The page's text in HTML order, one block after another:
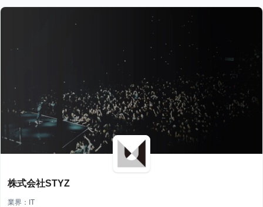
株式会社STYZ
業界：IT